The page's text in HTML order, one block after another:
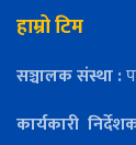
हाम्रो टिम
सञ्चालक संस्था :
कार्यकारी